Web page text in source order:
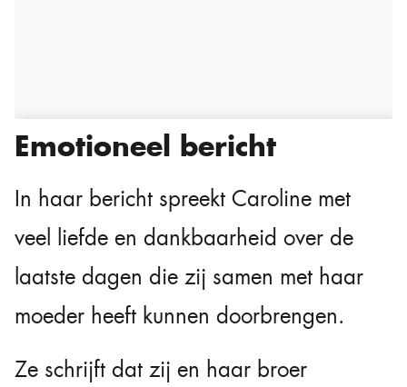
Emotioneel bericht
In haar bericht spreekt Caroline met
veel liefde en dankbaarheid over de
laatste dagen die zij samen met haar
moeder heeft kunnen doorbrengen.
Ze schrijft dat zij en haar broer